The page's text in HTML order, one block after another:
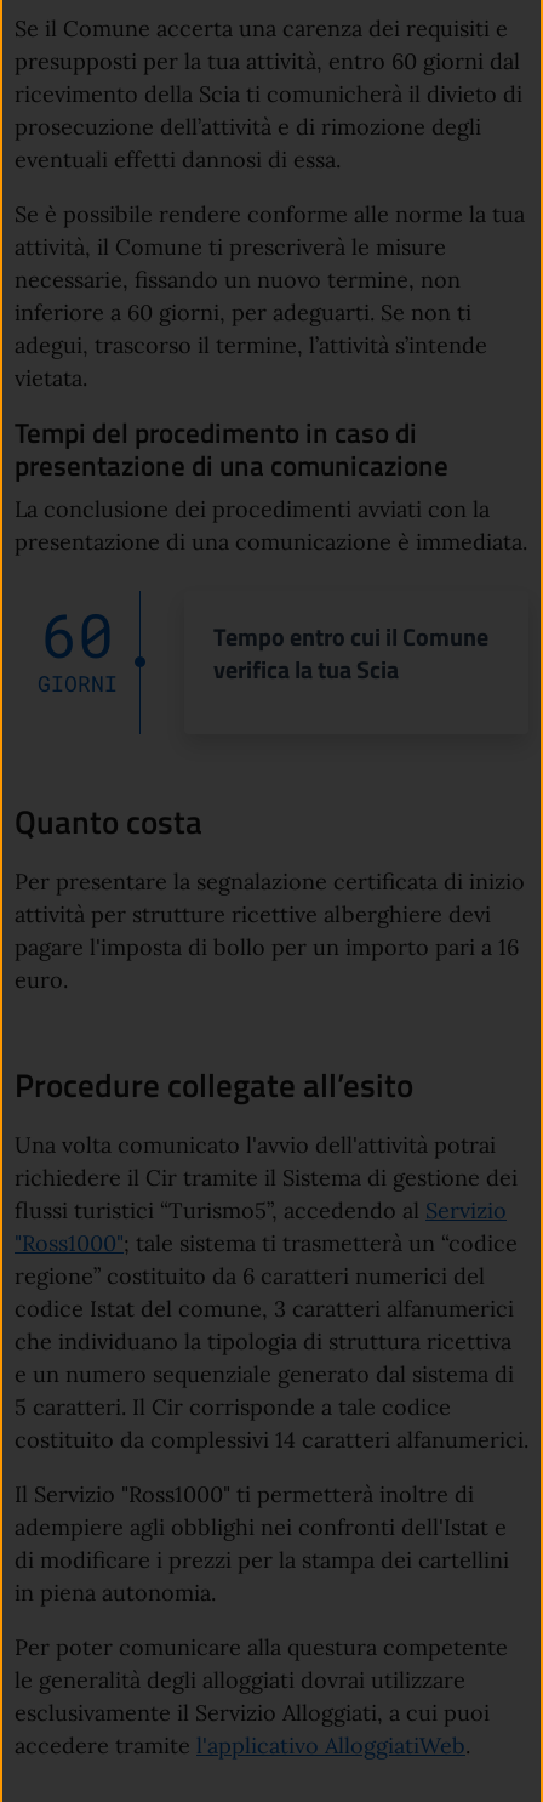
Se il Comune accerta una carenza dei requisiti e
presupposti per la tua attività, entro 60 giorni dal
ricevimento della Scia ti comunicherà il divieto di
prosecuzione dell’attività e di rimozione degli
eventuali effetti dannosi di essa.
Se è possibile rendere conforme alle norme la tua
attività, il Comune ti prescriverà le misure
necessarie, fissando un nuovo termine, non
inferiore a 60 giorni, per adeguarti. Se non ti
adegui, trascorso il termine, l’attività s’intende
vietata.
Tempi del procedimento in caso di
presentazione di una comunicazione
La conclusione dei procedimenti avviati con la
presentazione di una comunicazione è immediata.
60
GIORNI
Tempo entro cui il Comune
verifica la tua Scia
Quanto costa
Per presentare la segnalazione certificata di inizio
attività per strutture ricettive alberghiere devi
pagare l'imposta di bollo per un importo pari a 16
euro.
Procedure collegate all’esito
Una volta comunicato l'avvio dell'attività potrai
richiedere il Cir tramite il Sistema di gestione dei
flussi turistici “Turismo5”, accedendo al Servizio
"Ross1000"; tale sistema ti trasmetterà un “codice
regione” costituito da 6 caratteri numerici del
codice Istat del comune, 3 caratteri alfanumerici
che individuano la tipologia di struttura ricettiva
e un numero sequenziale generato dal sistema di
5 caratteri. Il Cir corrisponde a tale codice
costituito da complessivi 14 caratteri alfanumerici.
Il Servizio "Ross1000" ti permetterà inoltre di
adempiere agli obblighi nei confronti dell'Istat e
di modificare i prezzi per la stampa dei cartellini
in piena autonomia.
Per poter comunicare alla questura competente
le generalità degli alloggiati dovrai utilizzare
esclusivamente il Servizio Alloggiati, a cui puoi
accedere tramite l'applicativo AlloggiatiWeb.